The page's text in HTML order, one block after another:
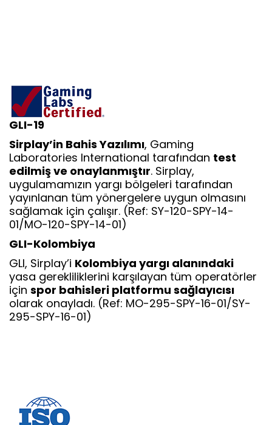
GLI-19
Sirplay’in Bahis Yazılımı, Gaming
Laboratories International tarafından test
edilmiş ve onaylanmıştır. Sirplay,
uygulamamızın yargı bölgeleri tarafından
yayınlanan tüm yönergelere uygun olmasını
sağlamak için çalışır. (Ref: SY-120-SPY-14-
01/MO-120-SPY-14-01)
GLI-Kolombiya
GLI, Sirplay’i Kolombiya yargı alanındaki
yasa gerekliliklerini karşılayan tüm operatörler
için spor bahisleri platformu sağlayıcısı
olarak onayladı. (Ref: MO-295-SPY-16-01/SY-
295-SPY-16-01)